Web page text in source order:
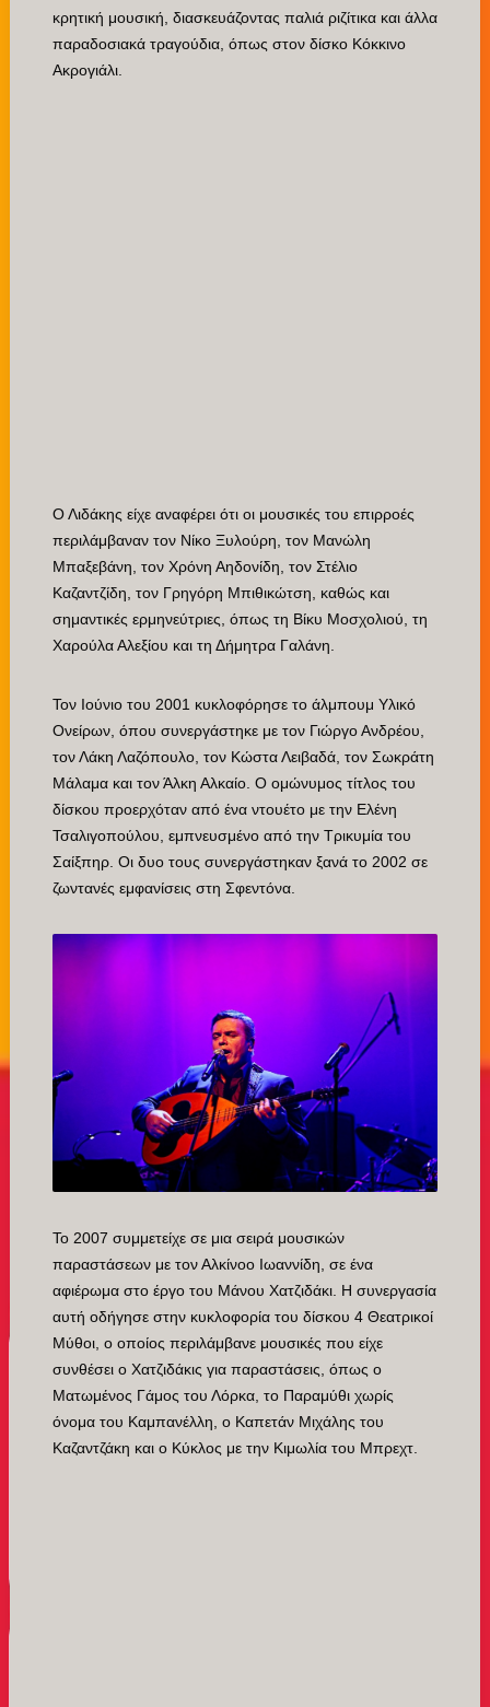
κρητική μουσική, διασκευάζοντας παλιά ριζίτικα και άλλα
παραδοσιακά τραγούδια, όπως στον δίσκο Κόκκινο
Ακρογιάλι.
Ο Λιδάκης είχε αναφέρει ότι οι μουσικές του επιρροές
περιλάμβαναν τον Νίκο Ξυλούρη, τον Μανώλη
Μπαξεβάνη, τον Χρόνη Αηδονίδη, τον Στέλιο
Καζαντζίδη, τον Γρηγόρη Μπιθικώτση, καθώς και
σημαντικές ερμηνεύτριες, όπως τη Βίκυ Μοσχολιού, τη
Χαρούλα Αλεξίου και τη Δήμητρα Γαλάνη.
Τον Ιούνιο του 2001 κυκλοφόρησε το άλμπουμ Υλικό
Ονείρων, όπου συνεργάστηκε με τον Γιώργο Ανδρέου,
τον Λάκη Λαζόπουλο, τον Κώστα Λειβαδά, τον Σωκράτη
Μάλαμα και τον Άλκη Αλκαίο. Ο ομώνυμος τίτλος του
δίσκου προερχόταν από ένα ντουέτο με την Ελένη
Τσαλιγοπούλου, εμπνευσμένο από την Τρικυμία του
Σαίξπηρ. Οι δυο τους συνεργάστηκαν ξανά το 2002 σε
ζωντανές εμφανίσεις στη Σφεντόνα.
Το 2007 συμμετείχε σε μια σειρά μουσικών
παραστάσεων με τον Αλκίνοο Ιωαννίδη, σε ένα
αφιέρωμα στο έργο του Μάνου Χατζιδάκι. Η συνεργασία
αυτή οδήγησε στην κυκλοφορία του δίσκου 4 Θεατρικοί
Μύθοι, ο οποίος περιλάμβανε μουσικές που είχε
συνθέσει ο Χατζιδάκις για παραστάσεις, όπως ο
Ματωμένος Γάμος του Λόρκα, το Παραμύθι χωρίς
όνομα του Καμπανέλλη, ο Καπετάν Μιχάλης του
Καζαντζάκη και ο Κύκλος με την Κιμωλία του Μπρεχτ.